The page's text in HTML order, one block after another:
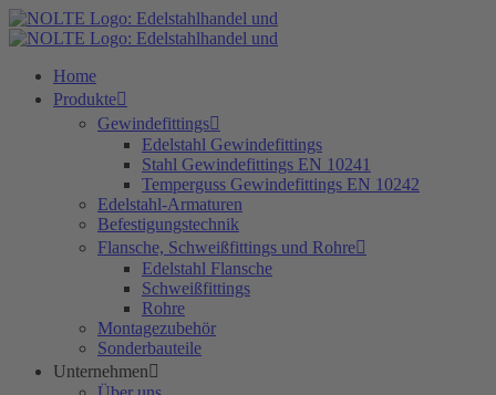
Zum
Inhalt
Home
Produkte
Gewindefittings
Edelstahl Gewindefittings
Stahl Gewindefittings EN 10241
Temperguss Gewindefittings EN 10242
Edelstahl-Armaturen
Befestigungstechnik
Flansche, Schweißfittings und Rohre
Edelstahl Flansche
Schweißfittings
Rohre
Montagezubehör
Sonderbauteile
Unternehmen